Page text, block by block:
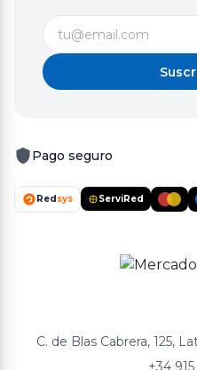
Pago seguro
Redsys ServiRed
C. de Blas Cabrera, 125,
+34